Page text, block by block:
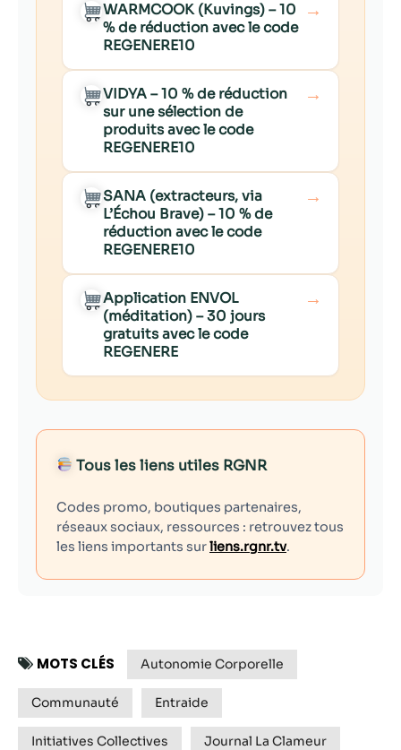
WARMCOOK (Kuvings) – 10
% de réduction avec le code
REGENERE10
→
VIDYA – 10 % de réduction
sur une sélection de
produits avec le code
REGENERE10
→
SANA (extracteurs, via
L’Échou Brave) – 10 % de
réduction avec le code
REGENERE10
→
Application ENVOL
(méditation) – 30 jours
gratuits avec le code
REGENERE
→
Tous les liens utiles RGNR
Codes promo, boutiques partenaires,
réseaux sociaux, ressources : retrouvez tous
les liens importants surliens.rgnr.tv.
MOTS CLÉS Autonomie Corporelle
Communauté Entraide
Initiatives Collectives Journal La Clameur